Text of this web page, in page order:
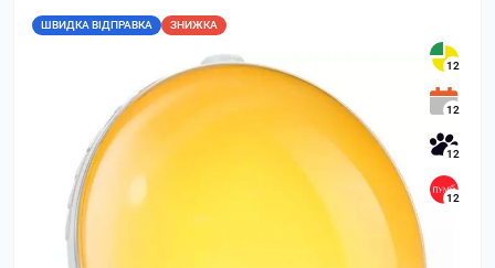
ШВИДКА ВІДПРАВКА ЗНИЖКА
12
12
12
12